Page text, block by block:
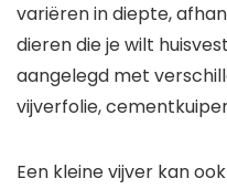
variëren in diepte,
dieren die je wilt
aangelegd met
vijverfolie,
Een kleine vijver kan